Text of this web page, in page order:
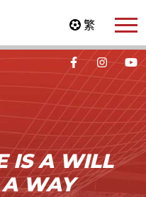
繁
IS A WILL
WAY